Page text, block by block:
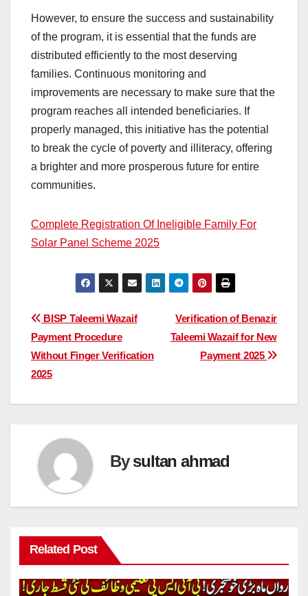
However, to ensure the success and sustainability
of the program, it is essential that the funds are
distributed efficiently to the most deserving
families. Continuous monitoring and
improvements are necessary to make sure that the
program reaches all intended beneficiaries. If
properly managed, this initiative has the potential
to break the cycle of poverty and illiteracy, offering
a brighter and more prosperous future for entire
communities.
Complete Registration Of Ineligible Family For
Solar Panel Scheme 2025
Post
navigation
Verification of Benazir
Taleemi Wazaif for New
Payment 2025
BISP Taleemi Wazaif
Payment Procedure
Without Finger Verification
2025
Bysultan ahmad
Related Post